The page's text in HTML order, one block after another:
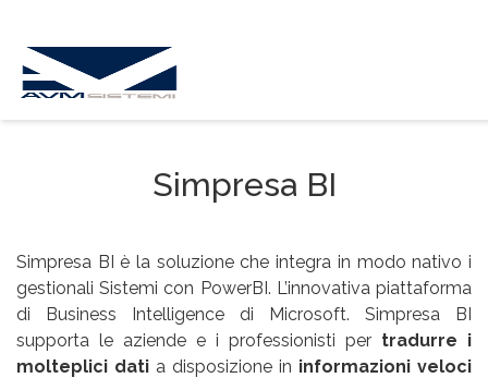
Simpresa BI
Simpresa BI è la soluzione che integra in modo nativo i
gestionali Sistemi con PowerBI. L’innovativa piattaforma
di Business Intelligence di Microsoft. Simpresa BI
supporta le aziende e i professionisti per tradurre i
molteplici dati a disposizione in informazioni veloci